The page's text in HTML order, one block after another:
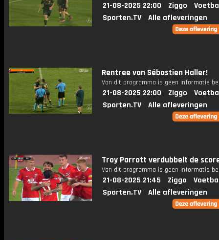
21-08-2025 22:00 Ziggo
Sporten.TV
Alle afleveringen
Rentree van Sébastien Haller!
Van dit programma is geen informatie
21-08-2025 22:00 Ziggo
Sporten.TV
Alle afleveringen
Troy Parrott verdubbelt de
Van dit programma is geen informatie
21-08-2025 21:45 Ziggo
Sporten.TV
Alle afleveringen